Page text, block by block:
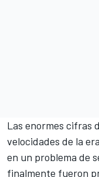
Las enormes cifras
velocidades de la
en un problema de
finalmente fueron